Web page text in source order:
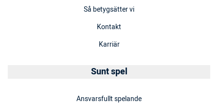
Så betygsätter vi
Kontakt
Karriär
Sunt spel
Ansvarsfullt spelande